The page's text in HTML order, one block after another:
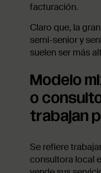
facturación.
Claro que, la
semi-senior y
suelen ser más
Modelo
o
trabajan
Se refiere
consultora local